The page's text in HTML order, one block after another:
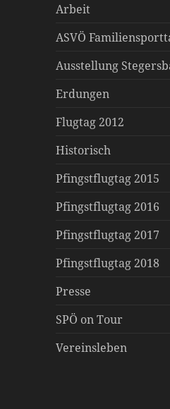
Arbeit
ASVÖ
Ausstellung
Erdungen
Flugtag 2012
Historisch
Pfingstflugtag 2015
Pfingstflugtag 2016
Pfingstflugtag 2017
Pfingstflugtag 2018
Presse
SPÖ on Tour
Vereinsleben